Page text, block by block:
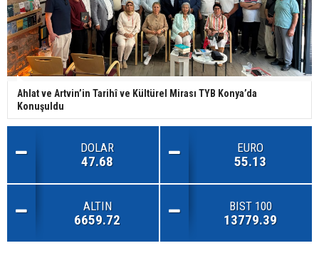
Ahlat ve Artvin’in Tarihî ve Kültürel Mirası TYB Konya’da
Konuşuldu
DOLAR
47.68
EURO
55.13
ALTIN
6659.72
BIST 100
13779.39